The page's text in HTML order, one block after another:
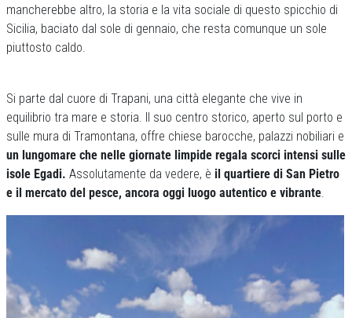
mancherebbe altro, la storia e la vita sociale di questo spicchio di
Sicilia, baciato dal sole di gennaio, che resta comunque un sole
piuttosto caldo.
Si parte dal cuore di Trapani, una città elegante che vive in
equilibrio tra mare e storia. Il suo centro storico, aperto sul porto e
sulle mura di Tramontana, offre chiese barocche, palazzi nobiliari e
un lungomare che nelle giornate limpide regala scorci intensi sulle
isole Egadi. Assolutamente da vedere, è il quartiere di San Pietro
e il mercato del pesce, ancora oggi luogo autentico e vibrante.